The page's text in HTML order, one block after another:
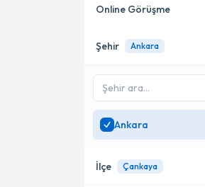
Online Görüşme
Online danışmanlık sunan
SadeceAnkara
uzman ara
Şehir Ankara
Ankara
İlçe Çankaya